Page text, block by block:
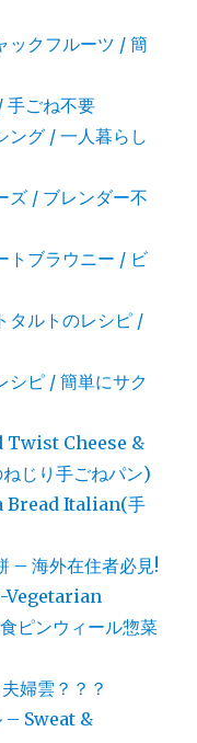
ックフルーツ / 簡
ごね不要
グ / 一人暮らし
ズ / ブレンダー不
トブラウニー / ビ
タルトのレシピ /
ピ / 簡単にサク
Twist Cheese &
じり手ごねパン)
Bread Italian(手
– 海外在住者必見!
Vegetarian
ピンウィール惣菜
婦雲？？？
– Sweat &